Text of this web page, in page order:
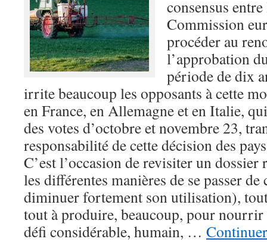
consensus
Commission
procéder au
l’approbation
période de dix
irrite beaucoup les opposants à cette
en France, en Allemagne et en Italie,
des votes d’octobre et novembre 23,
responsabilité de cette décision des
C’est l’occasion de revisiter un
les différentes manières de se passer
diminuer fortement son utilisation),
tout à produire, beaucoup, pour nourrir
défi considérable, humain, …